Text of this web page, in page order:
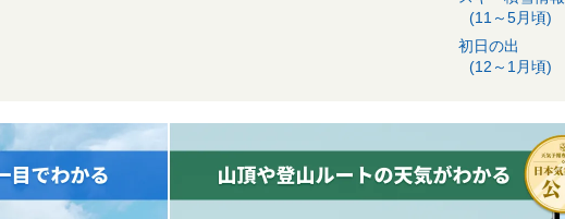
(11～5月頃)
初日の出
(12～1月頃)